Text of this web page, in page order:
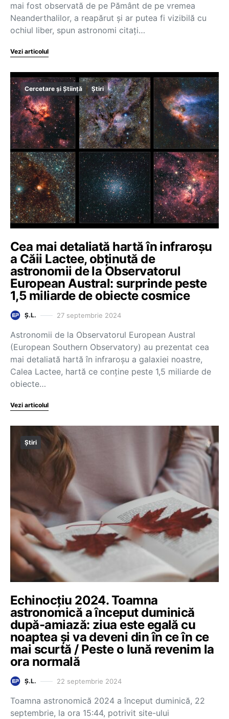
mai fost observată de pe Pământ de pe vremea
Neanderthalilor, a reapărut și ar putea fi vizibilă cu
ochiul liber, spun astronomi citați…
Vezi articolul
Cercetare și Știință Știri
Cea mai detaliată hartă în infraroșu
a Căii Lactee, obținută de
astronomii de la Observatorul
European Austral: surprinde peste
1,5 miliarde de obiecte cosmice
Ș.L. 27 septembrie 2024
Astronomii de la Observatorul European Austral
(European Southern Observatory) au prezentat cea
mai detaliată hartă în infraroşu a galaxiei noastre,
Calea Lactee, hartă ce conţine peste 1,5 miliarde de
obiecte…
Vezi articolul
Știri
Echinocțiu 2024. Toamna
astronomică a început duminică
după-amiază: ziua este egală cu
noaptea și va deveni din în ce în ce
mai scurtă / Peste o lună revenim la
ora normală
Ș.L. 22 septembrie 2024
Toamna astronomică 2024 a început duminică, 22
septembrie, la ora 15:44, potrivit site-ului